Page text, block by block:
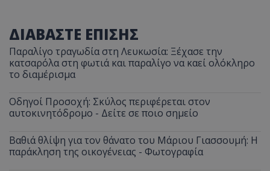
ΔΙΑΒΑΣΤΕ ΕΠΙΣΗΣ
Παραλίγο τραγωδία στη Λευκωσία: Ξέχασε την
κατσαρόλα στη φωτιά και παραλίγο να καεί ολόκληρο
το διαμέρισμα
Οδηγοί Προσοχή: Σκύλος περιφέρεται στον
αυτοκινητόδρομο - Δείτε σε ποιο σημείο
Βαθιά θλίψη για τον θάνατο του Μάριου Γιασσουμή: Η
παράκληση της οικογένειας - Φωτογραφία